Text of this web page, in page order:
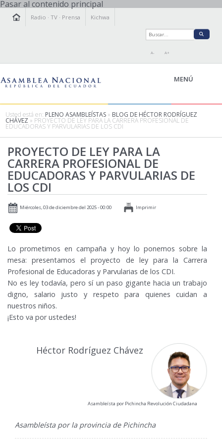
Pasar al contenido principal
Radio ·TV · Prensa Kichwa
A- A+
MENÚ
LEGISLAMOS
FISCALIZAMOS
TRANSPARENCIA
PRENSA
PARTICIPACIÓN
RELACIONES INTERNACIONALES
AGENDA
Usted está en: PLENO ASAMBLEÍSTAS » BLOG DE HÉCTOR RODRÍGUEZ
CHÁVEZ » PROYECTO DE LEY PARA LA CARRERA PROFESIONAL DE
EDUCADORAS Y PARVULARIAS DE LOS CDI
PROYECTO DE LEY PARA LA
CARRERA PROFESIONAL DE
EDUCADORAS Y PARVULARIAS DE
LOS CDI
Miércoles, 03 de diciembre del 2025 - 00:00 Imprimir
Lo prometimos en campaña y hoy lo ponemos sobre la
mesa: presentamos el proyecto de ley para la Carrera
Profesional de Educadoras y Parvularias de los CDI.
No es ley todavía, pero sí un paso gigante hacia un trabajo
digno, salario justo y respeto para quienes cuidan a
nuestros niños.
¡Esto va por ustedes!
Héctor Rodríguez Chávez
Asambleísta por Pichincha Revolución Ciudadana
Asambleísta por la provincia de Pichincha